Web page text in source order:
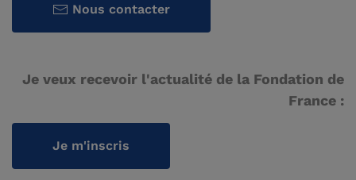
Nous contacter
Je veux recevoir l'actualité de la Fondation de
France :
Je m'inscris